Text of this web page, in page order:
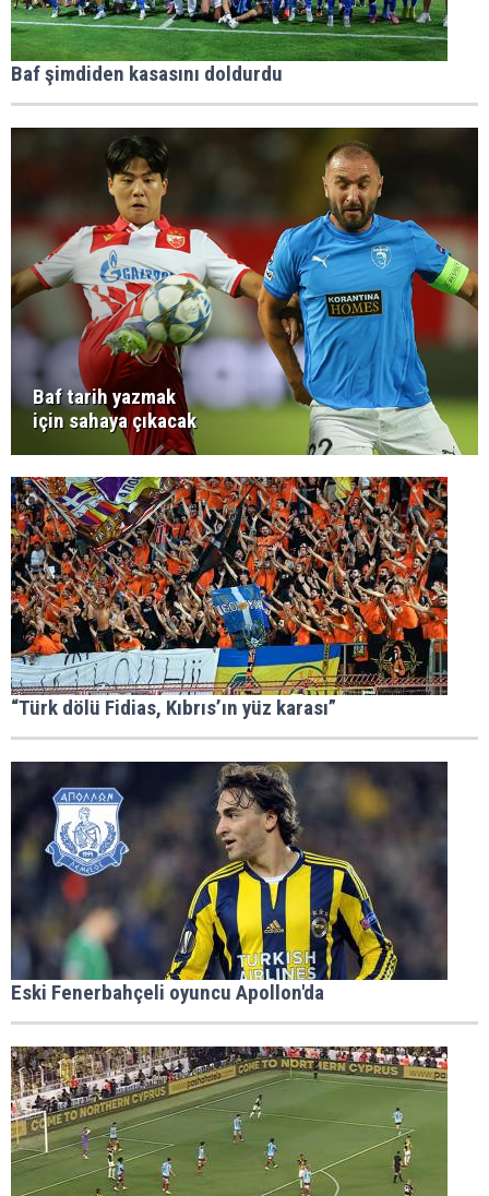
Baf şimdiden kasasını doldurdu
Baf tarih yazmak
için sahaya çıkacak
“Türk dölü Fidias, Kıbrıs’ın yüz karası”
Eski Fenerbahçeli oyuncu Apollon'da